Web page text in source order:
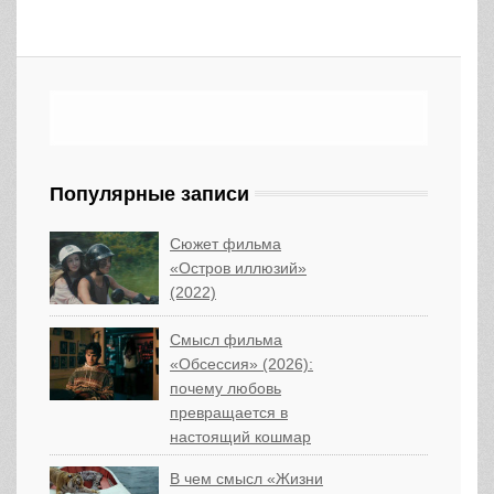
Популярные записи
Сюжет фильма
«Остров иллюзий»
(2022)
Смысл фильма
«Обсессия» (2026):
почему любовь
превращается в
настоящий кошмар
В чем смысл «Жизни